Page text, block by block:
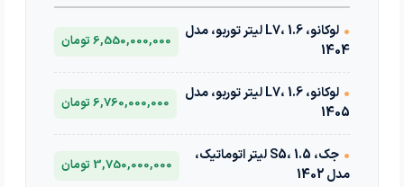
•
لوکانو، L7، 1.6 لیتر توربو، مدل
1404
6,550,000,000 تومان
•
لوکانو، L7، 1.6 لیتر توربو، مدل
1405
6,760,000,000 تومان
•
جک، S5، 1.5 لیتر اتوماتیک،
مدل 1402
3,750,000,000 تومان